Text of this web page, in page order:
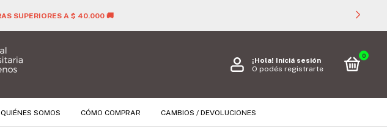
🚚 ENVÍO GRATIS PARA TODAS LAS COMPRAS
¡Hola! Iniciá sesión
O podés registrarte
0
QUIÉNES SOMOS CÓMO COMPRAR CAMBIOS / DEVOLUCIONES